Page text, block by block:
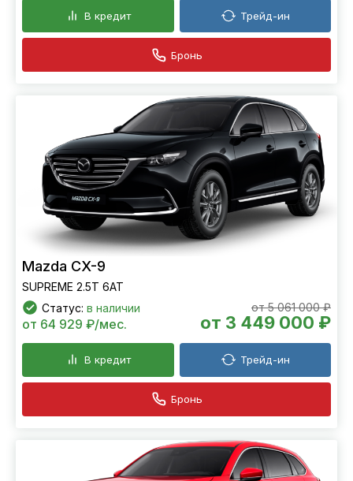
В кредит Трейд-ин
Бронь
Mazda CX-9
SUPREME 2.5T 6АТ
Статус: в наличии от 5 061 000 ₽
от 3 449 000 ₽
от 64 929 ₽/мес.
В кредит Трейд-ин
Бронь